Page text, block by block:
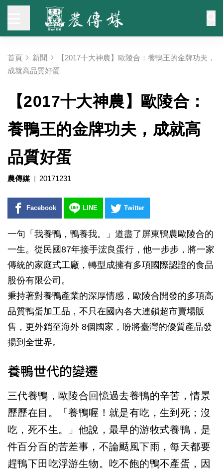
首頁 新聞
【2017十大神農】歐陵合：養鴨王的金牌功夫，
成就高品質好蛋
【2017十大神農】歐陵合：
養鴨王的金牌功夫，成就高
品質好蛋
農傳媒 20171231
Facebook LINE Twitter
一句「我養鴨，鴨養我。」道盡了屏東鴨農歐陵合的
一生。從民國87年接手浤良蛋行，他一步步，將一家
傳統的家庭式工廠，轉型成擁有多項國際認證的食品
股份有限公司。
秉持著對養鴨產業的深厚情感，歐陵合開發的多項高
品質鴨蛋加工品，不只在國內各大連鎖超市賣場販
售，更外銷至海外 8個國家，盼將臺灣的優質產品發
揚到全世界。
養鴨世代的變遷
三代養鴨，歐陵合回憶過去養鴨的辛苦，情景
歷歷在目。「養鴨喔！就是有吃，生到死；沒
吃，死不生。」他說，最早的游牧式養鴨，是
件百分百的苦差事，不論颳風下雨，每天都要
趕鴨下田吃浮游生物。吃不飽的鴨不產蛋，因